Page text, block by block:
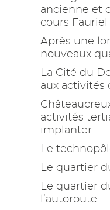
ancienne et
cours
Après une
nouveaux
La Cité du
aux activités
activités
implanter.
Le
Le quartier
Le quartier
l’autoroute.